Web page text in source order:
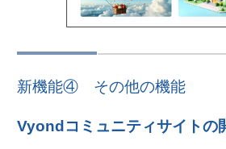
新機能④ その他の機能
Vyondコミュニティサイトの